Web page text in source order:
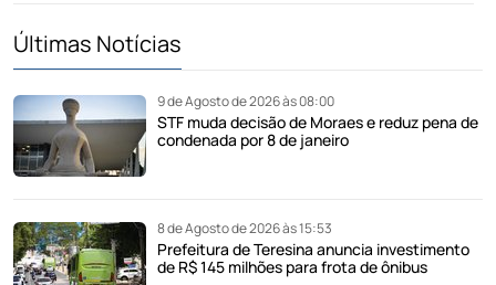
Últimas Notícias
9 de Agosto de 2026 às 08:00
STF muda decisão de Moraes e reduz pena de
condenada por 8 de janeiro
8 de Agosto de 2026 às 15:53
Prefeitura de Teresina anuncia investimento
de R$ 145 milhões para frota de ônibus